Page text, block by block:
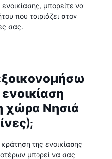
μπορείτε να
που ταιριάζει στον
σας.
χώρα Νησιά
της ενοικίασης
μπορεί να σας